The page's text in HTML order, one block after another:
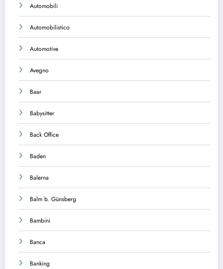
Automobili
Automobilistico
Automotive
Avegno
Baar
Babysitter
Back Office
Baden
Balerna
Balm b. Günsberg
Bambini
Banca
Banking